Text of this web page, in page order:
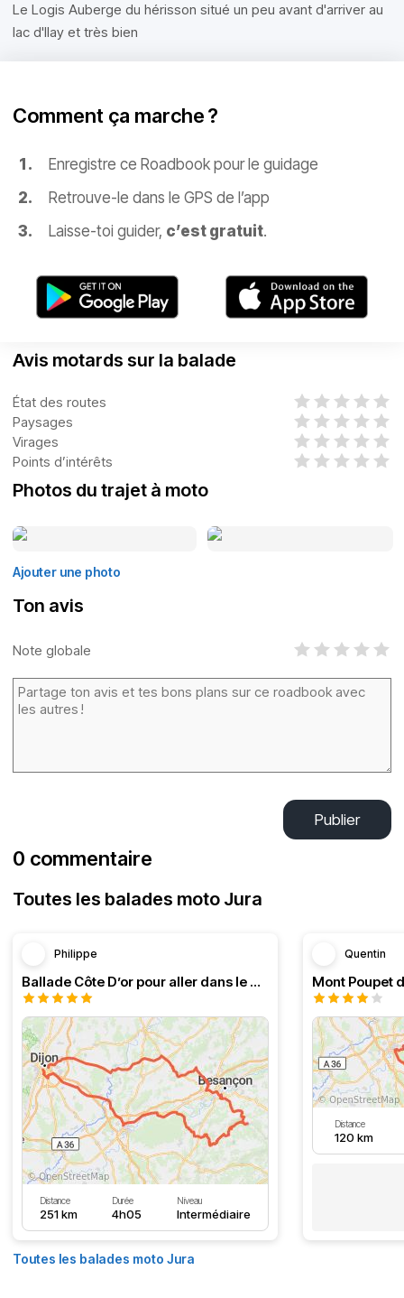
Le Logis Auberge du hérisson situé un peu avant d'arriver au
lac d'Ilay et très bien
Comment ça marche ?
Enregistre ce Roadbook pour le guidage
Retrouve-le dans le GPS de l’app
Laisse-toi guider, c’est gratuit.
Avis motards sur la balade
État des routes
Paysages
Virages
Points d’intérêts
Photos du trajet à moto
Ajouter une photo
Ton avis
Note globale
Publier
0 commentaire
Toutes les balades moto Jura
Philippe
Ballade Côte D’or pour aller dans le Doubs
Distance
251 km
Durée
4h05
Niveau
Intermédiaire
Quentin
Mont Poupet
Distance
120 km
Toutes les balades moto Jura